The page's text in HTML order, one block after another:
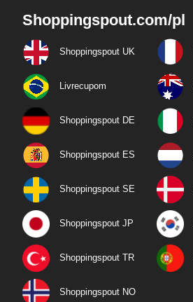
Shoppingspout.com/pl
Shoppingspout UK
Livrecupom
Shoppingspout DE
Shoppingspout ES
Shoppingspout SE
Shoppingspout JP
Shoppingspout TR
Shoppingspout NO